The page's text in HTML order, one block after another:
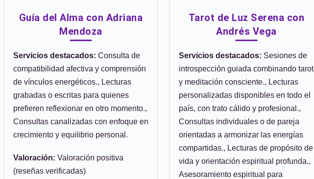
Guía del Alma con Adriana
Mendoza
Servicios destacados: Consulta de
compatibilidad afectiva y comprensión
de vínculos energéticos., Lecturas
grabadas o escritas para quienes
prefieren reflexionar en otro momento.,
Consultas canalizadas con enfoque en
crecimiento y equilibrio personal.
Valoración: Valoración positiva
(reseñas verificadas)
Tarot de Luz Serena con
Andrés Vega
Servicios destacados: Sesiones de
introspección guiada combinando tarot
y meditación consciente., Lecturas
personalizadas disponibles en todo el
país, con trato cálido y profesional.,
Consultas individuales o de pareja
orientadas a armonizar las energías
compartidas., Lecturas de propósito de
vida y orientación espiritual profunda.,
Asesoramiento espiritual para